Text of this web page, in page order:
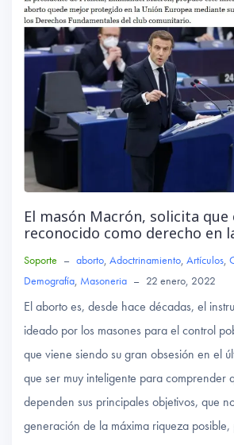
El masón Macrón, solicita
reconocido como derecho en
Soporte – aborto, Adoctrinamiento, Artículos,
Demografía, Masoneria – 22 enero, 2022
El aborto es, desde hace décadas, el
ideado por los masones para el control
que viene siendo su gran obsesión en el
que ser muy inteligente para comprender
dependen sus principales objetivos, que
generación de la máxima riqueza posible,